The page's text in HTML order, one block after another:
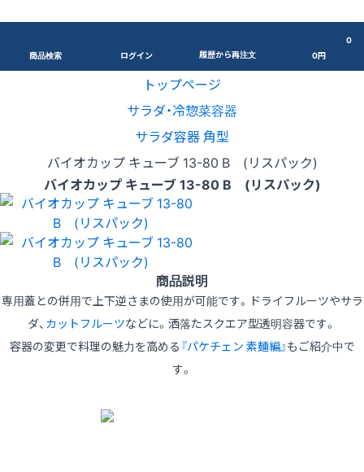
商品検索 ログイン 履歴から再注文
0
0円
トップページ
サラダ・冷惣菜容器
サラダ容器 角型
バイオカップ キューブ 13-80 B (リスパック)
バイオカップ キューブ 13-80 B (リスパック)
商品説明
専用蓋との併用で上下逆さまの使用が可能です。ドライフルーツやサラ
ダ、 カットフルーツなどに。洒落たスクエア型透明容器です。
容器の変更で料理の魅力を高める 『パケチェン 素麺編』もご紹介中で
す。